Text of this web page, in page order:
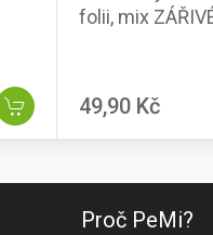
folii, mix
49,90 Kč
Proč PeMi?